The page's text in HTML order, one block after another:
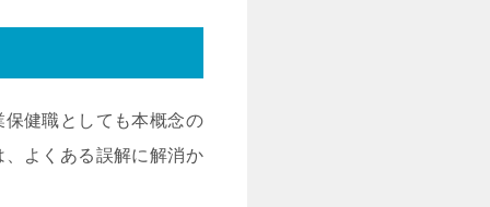
健職としても本概念の
よくある誤解に解消か